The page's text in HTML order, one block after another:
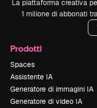
La piattaforma creativa
1 milione di abbonati
Prodotti
Spaces
Assistente IA
Generatore di immagini IA
Generatore di video IA